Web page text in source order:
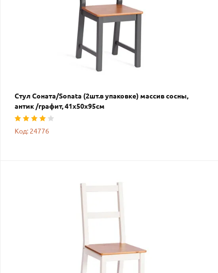
Стул Соната/Sonata (2шт.в упаковке) массив сосны,
антик /графит, 41х50х95см
Код: 24776